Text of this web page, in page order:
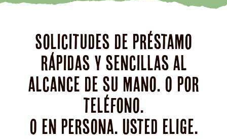
Solicitudes de préstamo
rápidas y sencillas al
alcance de su mano. O por
teléfono.
O en persona. Usted elige.